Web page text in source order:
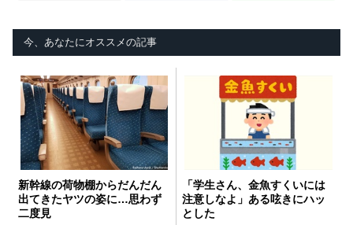
今、あなたにオススメの記事
新幹線の荷物棚からだんだん
出てきたヤツの姿に…思わず
二度見
「学生さん、金魚すくいには
注意しなよ」ある呟きにハッ
とした